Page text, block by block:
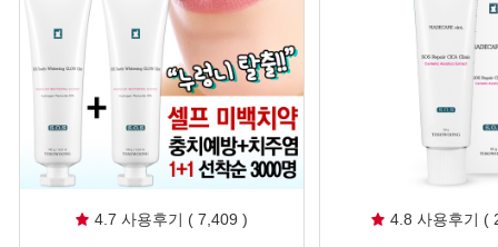
4.7 사용후기 ( 7,409 ) 4.8 사용후기 (